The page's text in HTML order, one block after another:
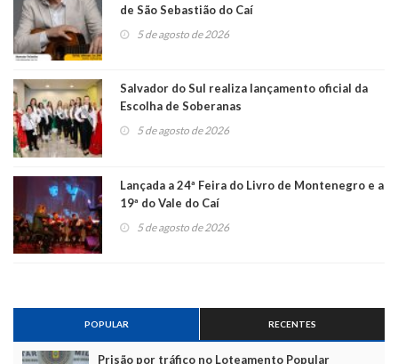
de São Sebastião do Caí
5 de agosto de 2026
Salvador do Sul realiza lançamento oficial da
Escolha de Soberanas
5 de agosto de 2026
Lançada a 24ª Feira do Livro de Montenegro e a
19ª do Vale do Caí
5 de agosto de 2026
POPULAR RECENTES
Prisão por tráfico no Loteamento Popular